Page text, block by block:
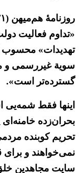
«تداوم فعالیت
تهدیدات» محسوب
سویة غیررسمی و
گسترده‌تر است».
اینها فقط
بحران‌زده
تحریم کوبنده
نمی‌خواهند و
سایت مجاهدین